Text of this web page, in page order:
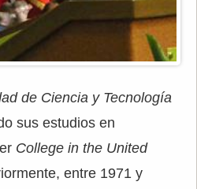
de Ciencia y Tecnología
sus estudios en
College in the United
entre 1971 y